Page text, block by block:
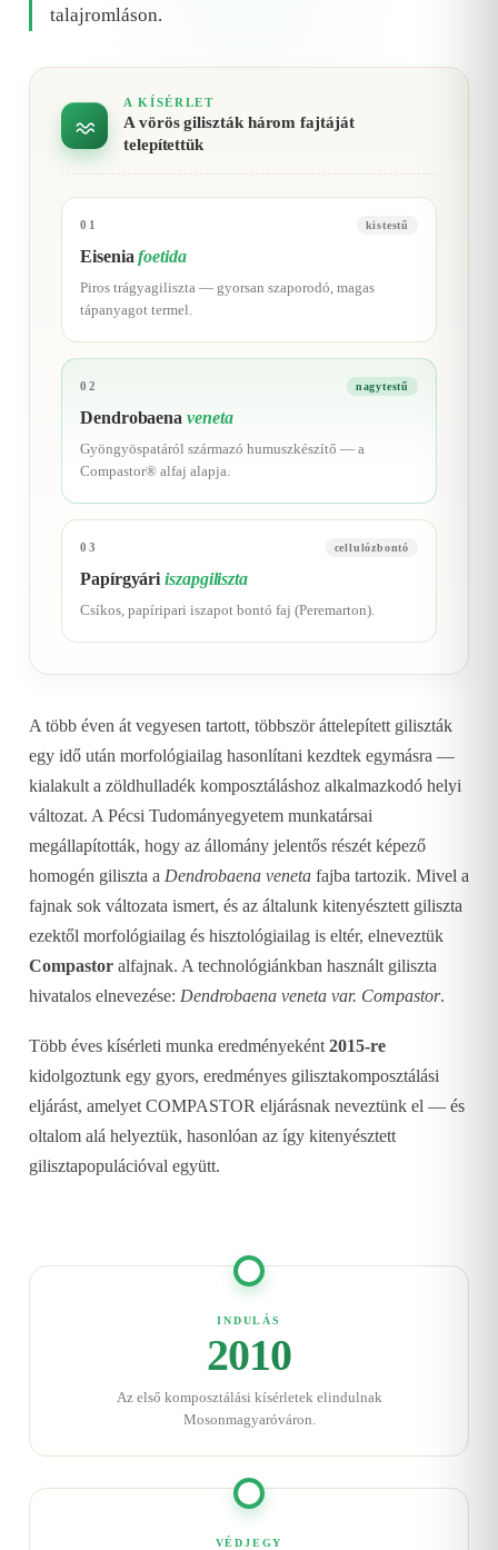
talajromláson.
A KÍSÉRLET
A vörös giliszták három fajtáját
telepítettük
01 kistestű
Eiseniafoetida
Piros trágyagiliszta — gyorsan szaporodó, magas
tápanyagot termel.
02 nagytestű
Dendrobaenaveneta
Gyöngyöspatáról származó humuszkészítő — a
Compastor® alfaj alapja.
03 cellulózbontó
Papírgyáriiszapgiliszta
Csíkos, papíripari iszapot bontó faj (Peremarton).
A több éven át vegyesen tartott, többször áttelepített giliszták
egy idő után morfológiailag hasonlítani kezdtek egymásra —
kialakult a zöldhulladék komposztáláshoz alkalmazkodó helyi
változat. A Pécsi Tudományegyetem munkatársai
megállapították, hogy az állomány jelentős részét képező
homogén giliszta a Dendrobaena veneta fajba tartozik. Mivel a
fajnak sok változata ismert, és az általunk kitenyésztett giliszta
ezektől morfológiailag és hisztológiailag is eltér, elneveztük
Compastor alfajnak. A technológiánkban használt giliszta
hivatalos elnevezése: Dendrobaena veneta var. Compastor.
Több éves kísérleti munka eredményeként 2015-re
kidolgoztunk egy gyors, eredményes gilisztakomposztálási
eljárást, amelyet COMPASTOR eljárásnak neveztünk el — és
oltalom alá helyeztük, hasonlóan az így kitenyésztett
gilisztapopulációval együtt.
INDULÁS
2010
Az első komposztálási kísérletek elindulnak
Mosonmagyaróváron.
VÉDJEGY